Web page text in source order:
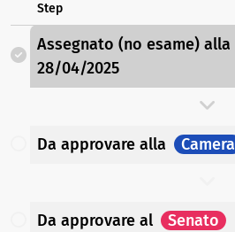
Step
Assegnato (no esame) alla
28/04/2025
Da approvare alla Camera
Da approvare al Senato